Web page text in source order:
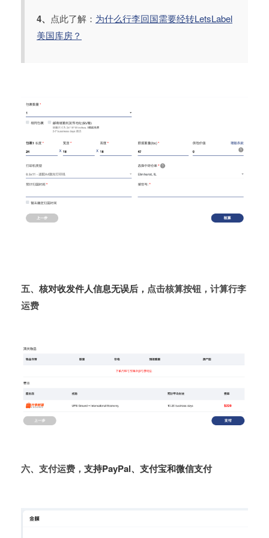
4、 点此了解： 为什么行李回国需要经转LetsLabel
美国库房？
五、 核对收发件人信息无误后， 点击核算按钮，计算行李
运费
六、支付运费， 支持PayPal、支付宝和微信支付